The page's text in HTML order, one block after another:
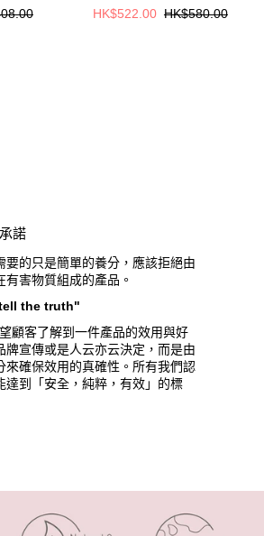
HK$522.00 HK$580.00
諾
要的只是簡單的養分，應該拒絕由
有害物質組成的產品。
the truth"
顧客了解到一件產品的效用與好
牌宣傳或是人云亦云決定，而是由
來確保效用的真確性。所有我們認
達到「安全，純粹，有效」的標